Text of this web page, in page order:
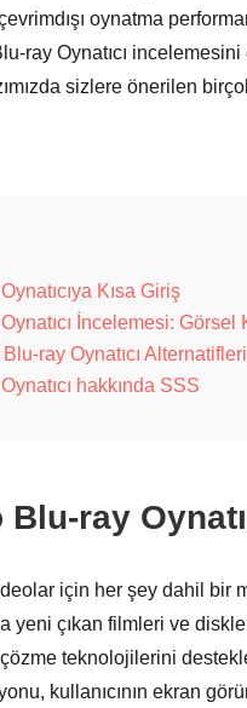
oynatma
ray Oynatıcı
sizlere önerilen
Kısa Giriş
İncelemesi: Görsel
ray Oynatıcı Alternatifleri
hakkında SSS
ray
için her şey dahil bir
yeni çıkan filmleri ve
teknolojilerini
kullanıcının ekran